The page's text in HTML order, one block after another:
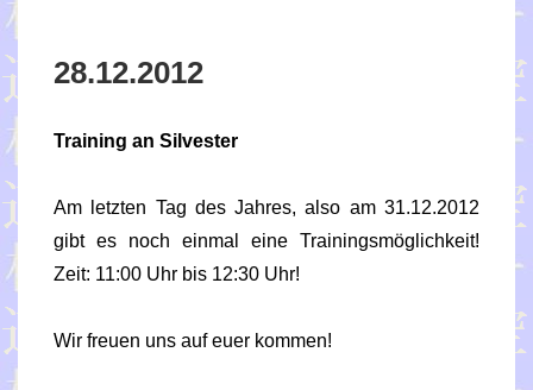
28.12.2012
Training an Silvester
Am letzten Tag des Jahres, also am 31.12.2012
gibt es noch einmal eine Trainingsmöglichkeit!
Zeit: 11:00 Uhr bis 12:30 Uhr!
Wir freuen uns auf euer kommen!